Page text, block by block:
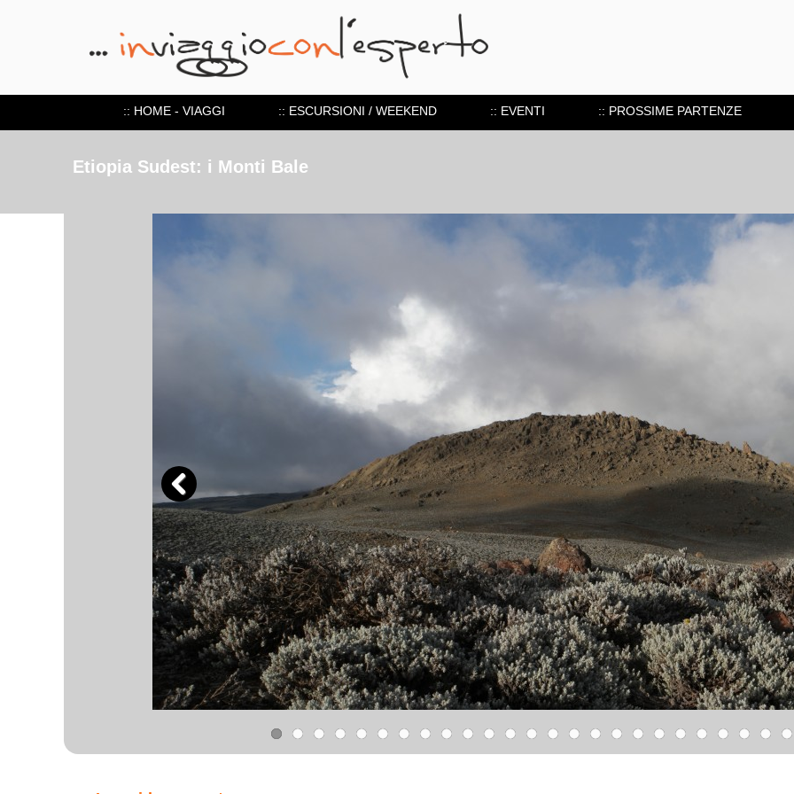
:: HOME - VIAGGI :: ESCURSIONI / WEEKEND :: EVENTI :: PROSSIME PARTENZE
Etiopia Sudest: i Monti Bale
Previous